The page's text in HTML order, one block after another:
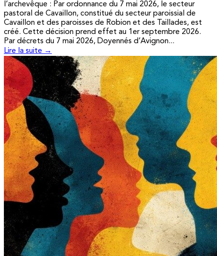
l’archevêque : Par ordonnance du 7 mai 2026, le secteur
pastoral de Cavaillon, constitué du secteur paroissial de
Cavaillon et des paroisses de Robion et des Taillades, est
créé. Cette décision prend effet au 1er septembre 2026.
Par décrets du 7 mai 2026, Doyennés d’Avignon...
Lire la suite →